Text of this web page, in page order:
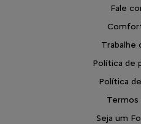
Fale
Trabalhe
Política de
Política
Termos
Seja um